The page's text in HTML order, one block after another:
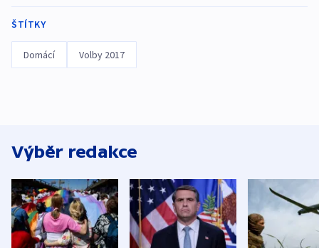
ŠTÍTKY
Domácí Volby 2017
Výběr redakce